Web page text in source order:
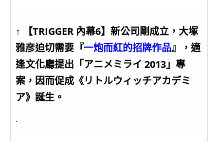
↑ 【TRIGGER 內幕6】新公司剛成立，大塚
雅彦迫切需要『一炮而紅的招牌作品』，適
逢文化廳提出「アニメミライ 2013」專
案，因而促成《リトルウィッチアカデミ
ア》誕生。
.